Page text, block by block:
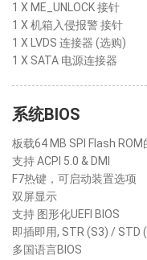
1 X ME_UNLOCK 接针
1 X 机箱入侵报警 接针
1 X LVDS 连接器 (选购)
1 X SATA 电源连接器
系统BIOS
板载64 MB SPI Flash ROM
支持 ACPI 5.0 & DMI
F7热键，可启动装置选项
双屏显示
支持 图形化UEFI BIOS
即插即用, STR (S3) / STD
多国语言BIOS